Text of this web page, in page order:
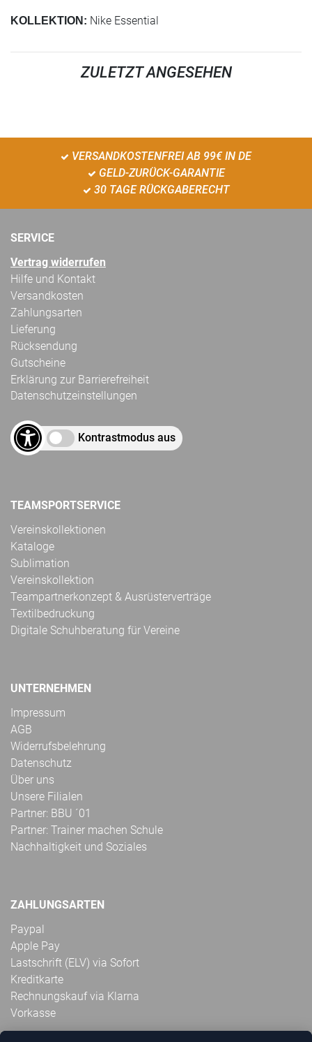
KOLLEKTION: Nike Essential
ZULETZT ANGESEHEN
VERSANDKOSTENFREI AB 99€ IN DE
GELD-ZURÜCK-GARANTIE
30 TAGE RÜCKGABERECHT
SERVICE
Vertrag widerrufen
Hilfe und Kontakt
Versandkosten
Zahlungsarten
Lieferung
Rücksendung
Gutscheine
Erklärung zur Barrierefreiheit
Datenschutzeinstellungen
Kontrastmodus aus
TEAMSPORTSERVICE
Vereinskollektionen
Kataloge
Sublimation
Vereinskollektion
Teampartnerkonzept & Ausrüsterverträge
Textilbedruckung
Digitale Schuhberatung für Vereine
UNTERNEHMEN
Impressum
AGB
Widerrufsbelehrung
Datenschutz
Über uns
Unsere Filialen
Partner: BBU ´01
Partner: Trainer machen Schule
Nachhaltigkeit und Soziales
ZAHLUNGSARTEN
Paypal
Apple Pay
Lastschrift (ELV) via Sofort
Kreditkarte
Rechnungskauf via Klarna
Vorkasse